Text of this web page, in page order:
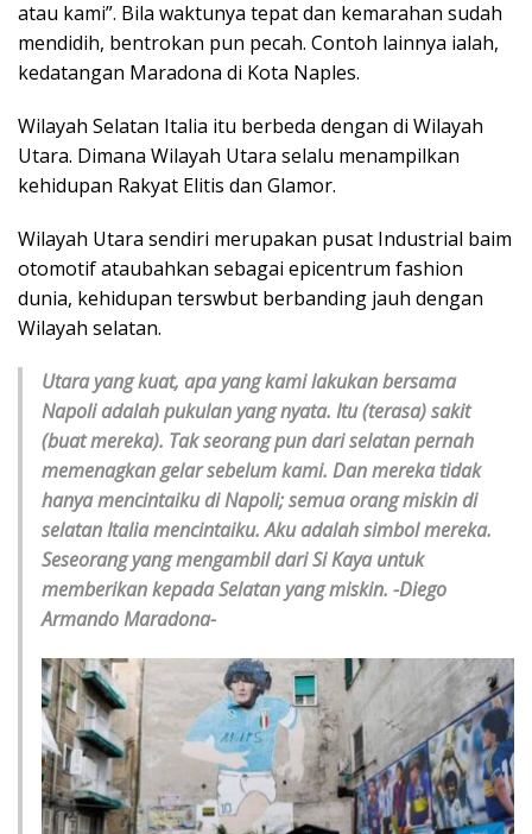
atau kami”. Bila waktunya tepat dan kemarahan sudah
mendidih, bentrokan pun pecah. Contoh lainnya ialah,
kedatangan Maradona di Kota Naples.
Wilayah Selatan Italia itu berbeda dengan di Wilayah
Utara. Dimana Wilayah Utara selalu menampilkan
kehidupan Rakyat Elitis dan Glamor.
Wilayah Utara sendiri merupakan pusat Industrial baim
otomotif ataubahkan sebagai epicentrum fashion
dunia, kehidupan terswbut berbanding jauh dengan
Wilayah selatan.
Utara yang kuat, apa yang kami lakukan bersama
Napoli adalah pukulan yang nyata. Itu (terasa) sakit
(buat mereka). Tak seorang pun dari selatan pernah
memenagkan gelar sebelum kami. Dan mereka tidak
hanya mencintaiku di Napoli; semua orang miskin di
selatan Italia mencintaiku. Aku adalah simbol mereka.
Seseorang yang mengambil dari Si Kaya untuk
memberikan kepada Selatan yang miskin. -Diego
Armando Maradona-